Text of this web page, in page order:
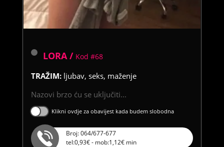
LORA / Kod #68
TRAŽIM: ljubav, seks, maženje
Nazovi brzo ću se uključiti...
Klikni ovdje za obavijest kada budem slobodna
Broj: 064/677-677
tel:0,93€ - mob:1,12€ min